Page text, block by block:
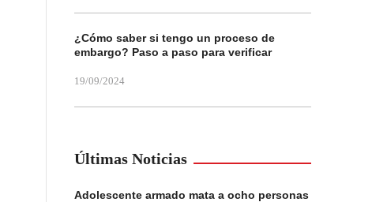
¿Cómo saber si tengo un proceso de
embargo? Paso a paso para verificar
19/09/2024
Últimas Noticias
Adolescente armado mata a ocho personas